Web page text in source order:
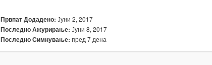
Првпат Додадено: Јуни 2, 2017
Последно Ажурирање: Јуни 8, 2017
Последно Симнување: пред 7 дена